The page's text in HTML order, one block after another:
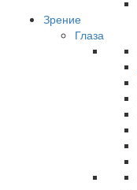
Зрение
Глаза